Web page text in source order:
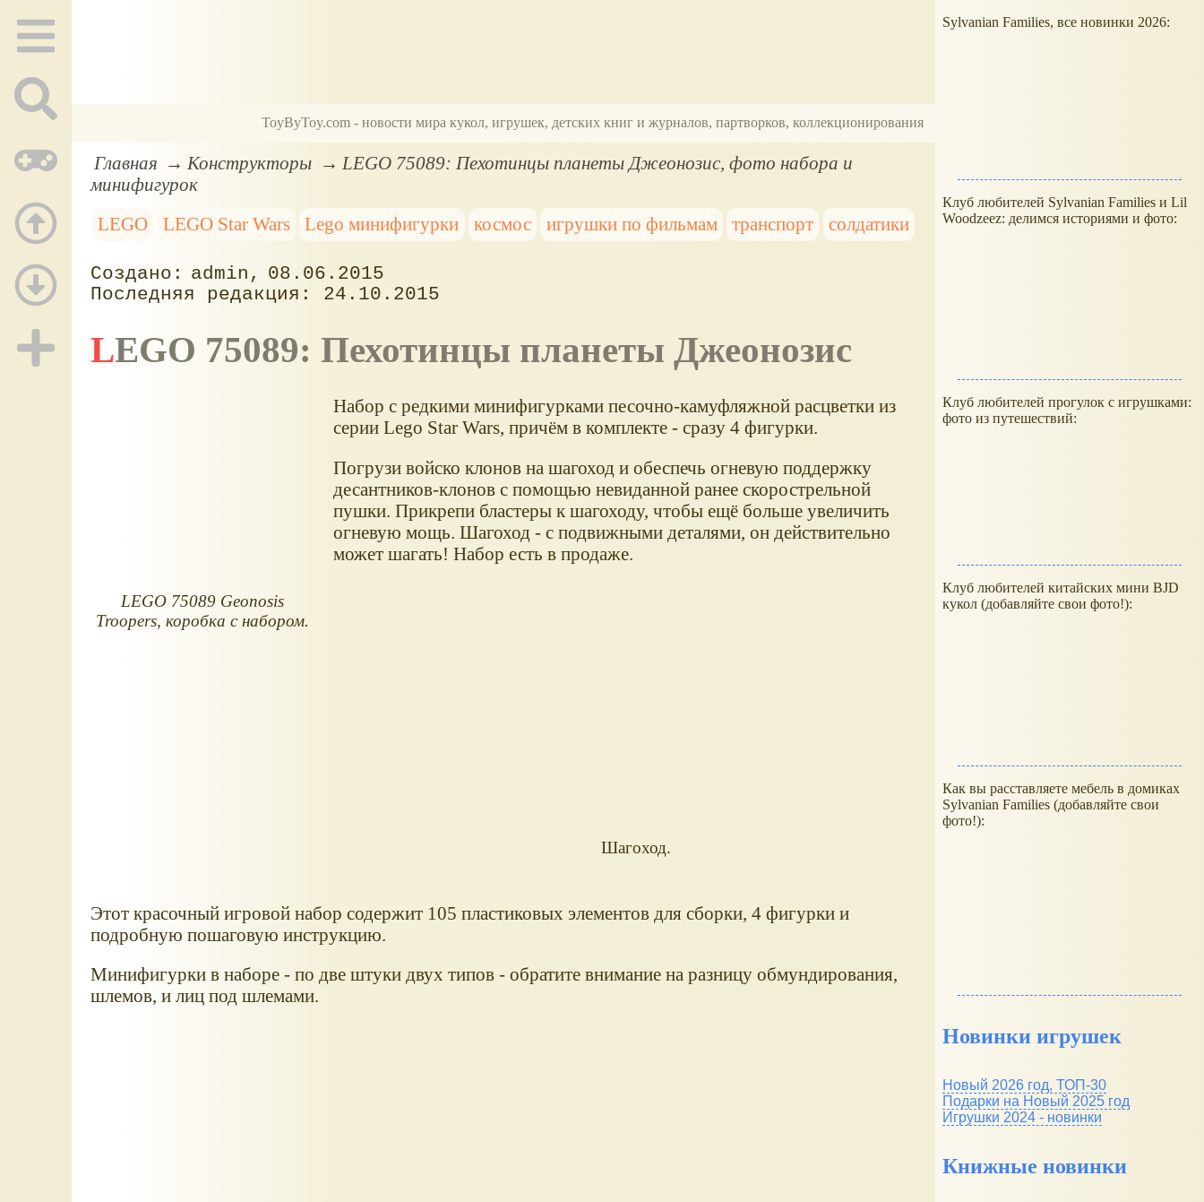
ToyByToy.com - новости мира кукол, игрушек, детских книг и журналов, партворков, коллекционирования
Главная Конструкторы
LEGO 75089: Пехотинцы планеты Джеонозис, фото набора и
минифигурок
LEGO
LEGO Star Wars Lego минифигурки космос игрушки по фильмам транспорт солдатики
admin
08.06.2015
24.10.2015
LEGO 75089: Пехотинцы планеты Джеонозис
LEGO 75089 Geonosis
Troopers, коробка с набором.
Набор с редкими минифигурками песочно-камуфляжной расцветки из
серии Lego Star Wars, причём в комплекте - сразу 4 фигурки.
Погрузи войско клонов на шагоход и обеспечь огневую поддержку
десантников-клонов с помощью невиданной ранее скорострельной
пушки. Прикрепи бластеры к шагоходу, чтобы ещё больше увеличить
огневую мощь. Шагоход - с подвижными деталями, он действительно
может шагать! Набор есть в продаже.
Шагоход.
Этот красочный игровой набор содержит 105 пластиковых элементов для сборки, 4 фигурки и
подробную пошаговую инструкцию.
Минифигурки в наборе - по две штуки двух типов - обратите внимание на разницу обмундирования,
шлемов, и лиц под шлемами.
Sylvanian Families, все новинки 2026:
Клуб любителей Sylvanian Families и Lil
Woodzeez: делимся историями и фото:
Клуб любителей прогулок с игрушками:
фото из путешествий:
Клуб любителей китайских мини BJD
кукол (добавляйте свои фото!):
Как вы расставляете мебель в домиках
Sylvanian Families (добавляйте свои
фото!):
Новинки игрушек
Новый 2026 год, ТОП-30
Подарки на Новый 2025 год
Игрушки 2024 - новинки
Книжные новинки